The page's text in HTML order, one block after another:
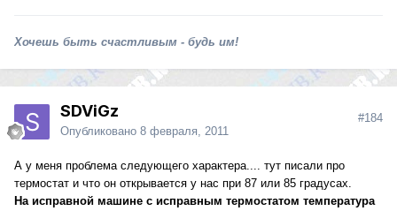
Хочешь быть счастливым - будь им!
SDViGz
Опубликовано 8 февраля, 2011
#184
А у меня проблема следующего характера.... тут писали про
термостат и что он открывается у нас при 87 или 85 градусах.
На исправной машине с исправным термостатом температура